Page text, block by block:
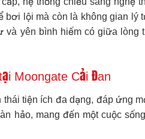
lội mà còn là không gian
yên bình hiếm có giữa lòng
Moongate Cải Đan
thái tiện ích đa dạng, đáp ứng
hảo, mang đến một cuộc